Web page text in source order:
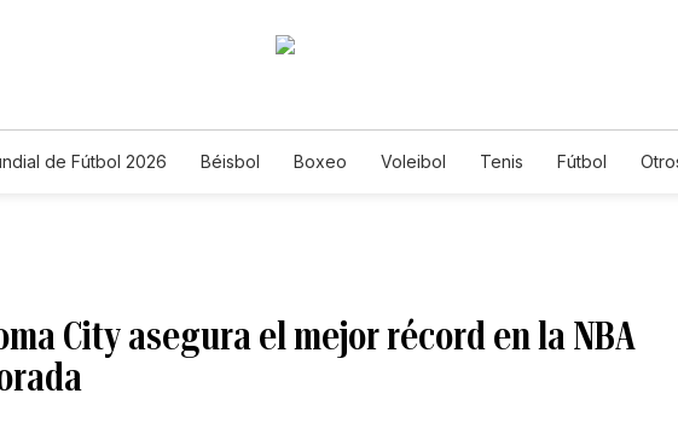
de Fútbol 2026 Béisbol Boxeo Voleibol Tenis Fútbol
City asegura el mejor récord en la NBA